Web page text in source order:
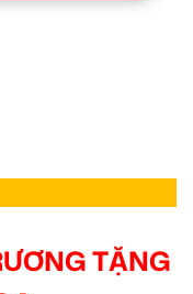
TẶNG